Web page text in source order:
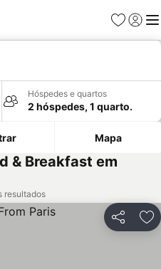
Favoritos
Iniciar
Hóspedes e quartos
2 hóspedes, 1 quarto.
Mapa
& Breakfast em
resultados
Partilhar